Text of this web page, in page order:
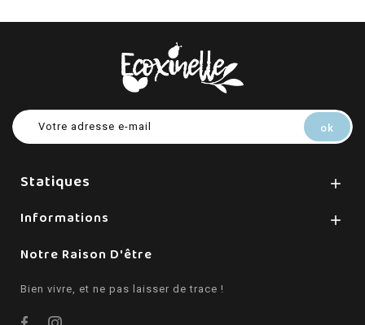
Statiques 
Informations 
Notre Raison D'être
Bien vivre, et ne pas laisser de trace !